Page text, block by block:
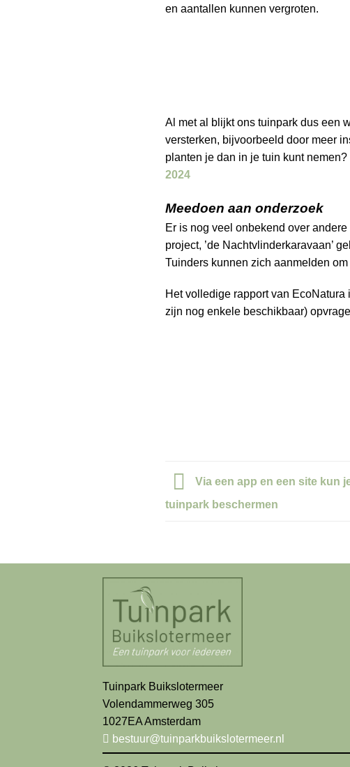
en aantallen kunnen vergroten.
Al met al blijkt ons tuinpark dus een
versterken, bijvoorbeeld door meer
planten je dan in je tuin kunt
2024
Meedoen aan onderzoek
Er is nog veel onbekend over
project, ’de Nachtvlinderkaravaan’
Tuinders kunnen zich aanmelden
Het volledige rapport van EcoNatura
zijn nog enkele beschikbaar)
Via een app en een site kun
tuinpark beschermen
Tuinpark Buikslotermeer
Volendammerweg 305
1027EA Amsterdam
bestuur@tuinparkbuikslotermeer.nl